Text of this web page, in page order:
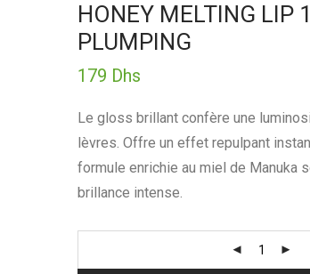
HONEY MELTING LIP
PLUMPING
179 Dhs
Le gloss brillant confère une
lèvres. Offre un effet repulpant
formule enrichie au miel de Manuka
brillance intense.